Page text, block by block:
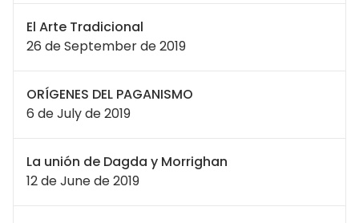
El Arte Tradicional
26 de September de 2019
ORÍGENES DEL PAGANISMO
6 de July de 2019
La unión de Dagda y Morrighan
12 de June de 2019